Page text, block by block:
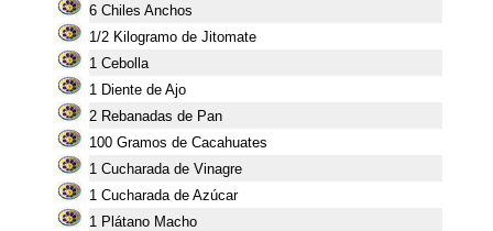
6 Chiles Anchos
1/2 Kilogramo de Jitomate
1 Cebolla
1 Diente de Ajo
2 Rebanadas de Pan
100 Gramos de Cacahuates
1 Cucharada de Vinagre
1 Cucharada de Azúcar
1 Plátano Macho